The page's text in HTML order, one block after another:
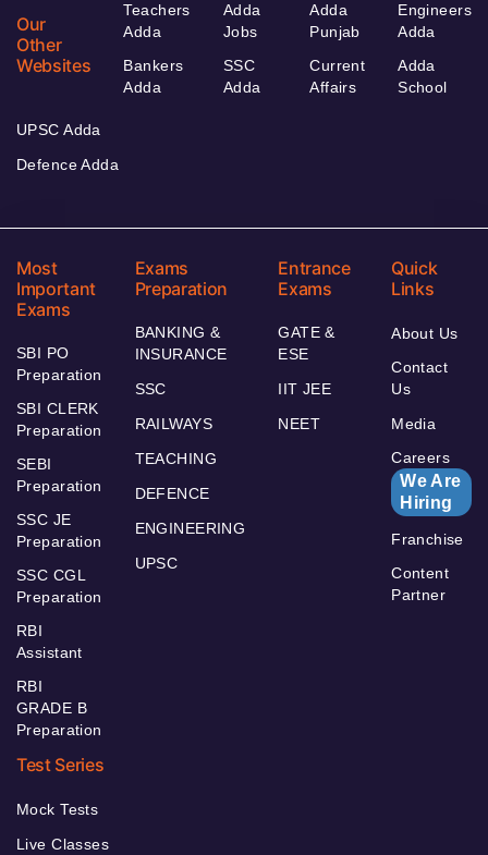
Our
Other
Websites
Teachers
Adda
Bankers
Adda
Adda
Jobs
SSC
Adda
Adda
Punjab
Current
Affairs
Engineers
Adda
Adda
School
UPSC Adda
Defence Adda
Most
Important
Exams
SBI PO
Preparation
SBI CLERK
Preparation
SEBI
Preparation
SSC JE
Preparation
SSC CGL
Preparation
RBI
Assistant
RBI
GRADE B
Preparation
Exams
Preparation
BANKING &
INSURANCE
SSC
RAILWAYS
TEACHING
DEFENCE
ENGINEERING
UPSC
Entrance
Exams
GATE &
ESE
IIT JEE
NEET
Quick
Links
About Us
Contact
Us
Media
Careers
We Are
Hiring
Franchise
Content
Partner
Test Series
Mock Tests
Live Classes